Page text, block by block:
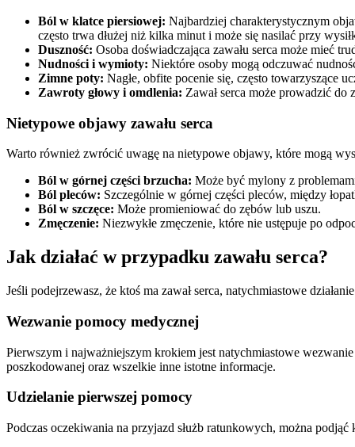
Ból w klatce piersiowej: Najbardziej charakterystycznym
często trwa dłużej niż kilka minut i może się nasilać przy
Duszność: Osoba doświadczająca zawału serca może mieć
Nudności i wymioty: Niektóre osoby mogą odczuwać
Zimne poty: Nagłe, obfite pocenie się, często towarzyszące
Zawroty głowy i omdlenia: Zawał serca może prowadzić do
Nietypowe objawy zawału serca
Warto również zwrócić uwagę na nietypowe objawy, które mogą
Ból w górnej części brzucha: Może być mylony z
Ból pleców: Szczególnie w górnej części pleców, między
Ból w szczęce: Może promieniować do zębów lub uszu.
Zmęczenie: Niezwykłe zmęczenie, które nie ustępuje po
Jak działać w przypadku zawału serca?
Jeśli podejrzewasz, że ktoś ma zawał serca, natychmiastowe
Wezwanie pomocy medycznej
Pierwszym i najważniejszym krokiem jest natychmiastowe
poszkodowanej oraz wszelkie inne istotne informacje.
Udzielanie pierwszej pomocy
Podczas oczekiwania na przyjazd służb ratunkowych, można podjąć